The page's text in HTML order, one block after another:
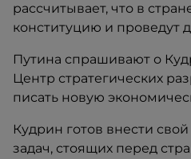
рассчитывает, что в
конституцию и проведут
Путина спрашивают о
Центр стратегических
писать новую
Кудрин готов внести
задач, стоящих перед